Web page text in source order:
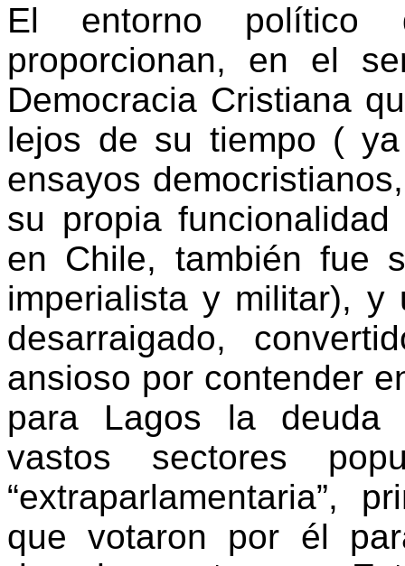
El entorno político
proporcionan, en el
Democracia Cristiana
lejos de su tiempo (
ensayos
su propia
en Chile, también fue
imperialista y militar), y
desarraigado,
ansioso por contender
para Lagos la deuda
vastos sectores
“extraparlamentaria”,
que votaron por él